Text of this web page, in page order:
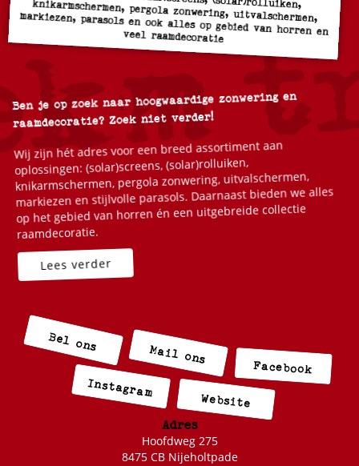
veel raamdecoratie
Ben je op zoek naar hoogwaardige zonwering en
raamdecoratie? Zoek niet verder!
Wij zijn hét adres voor een breed assortiment aan
oplossingen: (solar)screens, (solar)rolluiken,
knikarmschermen, pergola zonwering, uitvalschermen,
markiezen en stijlvolle parasols. Daarnaast bieden we alles
op het gebied van horren én een uitgebreide collectie
raamdecoratie.
Bel ons Mail ons Facebook
Instagram Website
Adres
Hoofdweg 275
8475 CB Nijeholtpade